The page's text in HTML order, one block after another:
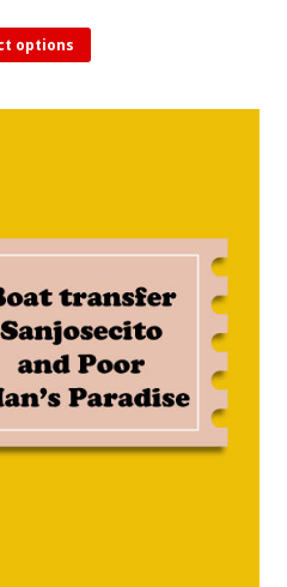
options
may
chosen
on
the
product
page